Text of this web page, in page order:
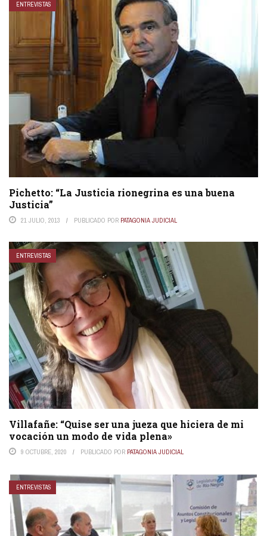
ENTREVISTAS
Pichetto: “La Justicia rionegrina es una buena
Justicia”
21 JULIO, 2013 PUBLICADO POR PATAGONIA JUDICIAL
ENTREVISTAS
Villafañe: “Quise ser una jueza que hiciera de mi
vocación un modo de vida plena»
9 OCTUBRE, 2020 PUBLICADO POR PATAGONIA JUDICIAL
ENTREVISTAS